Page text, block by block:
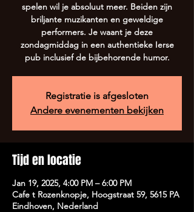
spelen wil je absoluut meer. Beiden zijn
briljante muzikanten en geweldige
performers. Je waant je deze
zondagmiddag in een authentieke Ierse
pub inclusief de bijbehorende humor.
Registratie is afgesloten
Andere evenementen bekijken
Tijd en locatie
Jan 19, 2025, 4:00 PM – 6:00 PM
Cafe t Rozenknopje, Hoogstraat 59, 5615 PA
Eindhoven, Nederland